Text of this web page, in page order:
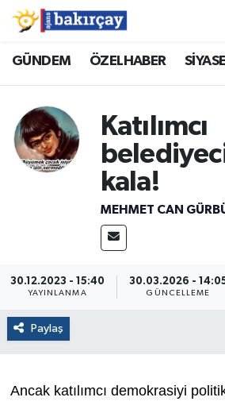
GÜNDEM ÖZELHABER
Katılımcı
kala!
MEHMET CAN
30.12.2023 - 15:40
YAYINLANMA
30.03.2026 -
GÜNCELLEME
Paylaş
Ancak katılımcı demokrasiyi
İzmir Nöbetçi Eczaneler
İzmir Namaz Vakitleri
İzmir Trafik Yoğunluk Haritası
Süper Lig Puan Durumu ve
Son Dakika Haberleri
Haber Arşivi